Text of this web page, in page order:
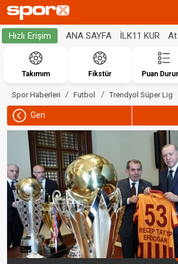
Hızlı Erişim ANA SAYFA İLK11 KUR At
Takımım Fikstür Puan
Spor Haberleri Futbol Trendyol Süper Lig
Geri